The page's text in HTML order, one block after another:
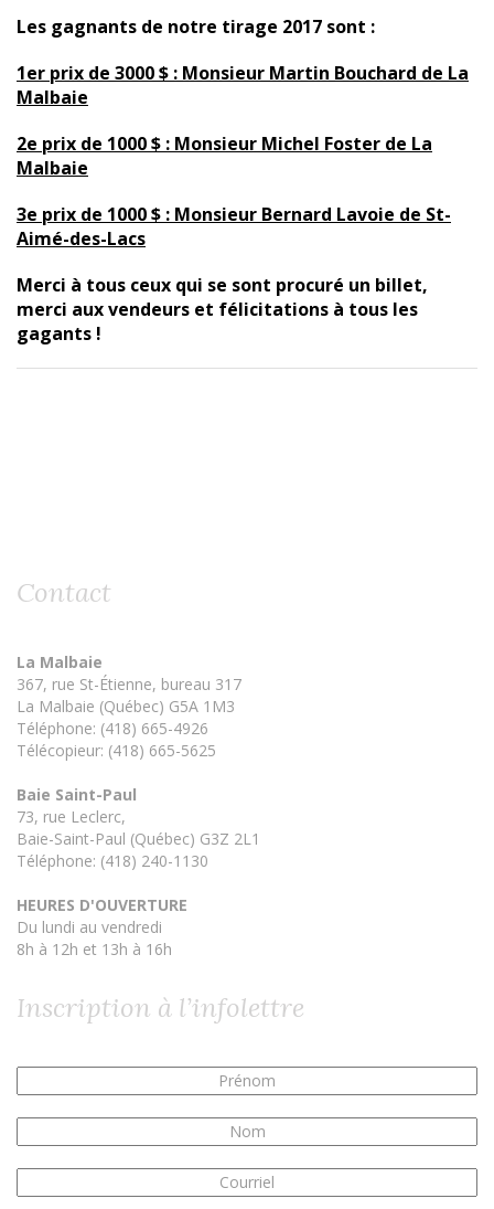
Les gagnants de notre tirage 2017 sont :
1er prix de 3000 $ : Monsieur Martin Bouchard de La
Malbaie
2e prix de 1000 $ : Monsieur Michel Foster de La
Malbaie
3e prix de 1000 $ : Monsieur Bernard Lavoie de St-
Aimé-des-Lacs
Merci à tous ceux qui se sont procuré un billet,
merci aux vendeurs et félicitations à tous les
gagants !
Contact
La Malbaie
367, rue St-Étienne, bureau 317
La Malbaie (Québec) G5A 1M3
Téléphone: (418) 665-4926
Télécopieur: (418) 665-5625
Baie Saint-Paul
73, rue Leclerc,
Baie-Saint-Paul (Québec) G3Z 2L1
Téléphone: (418) 240-1130
HEURES D'OUVERTURE
Du lundi au vendredi
8h à 12h et 13h à 16h
Inscription à l’infolettre